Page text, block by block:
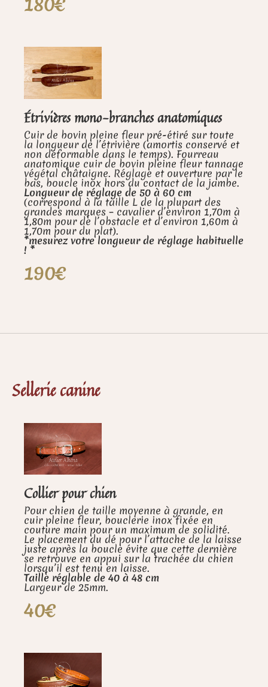
Étrivières mono-branches anatomiques
Cuir de bovin pleine fleur pré-étiré sur toute
la longueur de l’étrivière (amortis conservé et
non déformable dans le temps). Fourreau
anatomique cuir de bovin pleine fleur tannage
végétal châtaigne. Réglage et ouverture par le
bas, boucle inox hors du contact de la jambe.
Longueur de réglage de 50 à 60 cm
(correspond à la taille L de la plupart des
grandes marques – cavalier d’environ 1,70m à
1,80m pour de l’obstacle et d’environ 1,60m à
1,70m pour du plat).
*mesurez votre longueur de réglage habituelle
! *
190€
Sellerie canine
Collier pour chien
Pour chien de taille moyenne à grande, en
cuir pleine fleur, bouclerie inox fixée en
couture main pour un maximum de solidité.
Le placement du dé pour l’attache de la laisse
juste après la boucle évite que cette dernière
se retrouve en appui sur la trachée du chien
lorsqu’il est tenu en laisse.
Taille réglable de 40 à 48 cm
Largeur de 25mm.
40€